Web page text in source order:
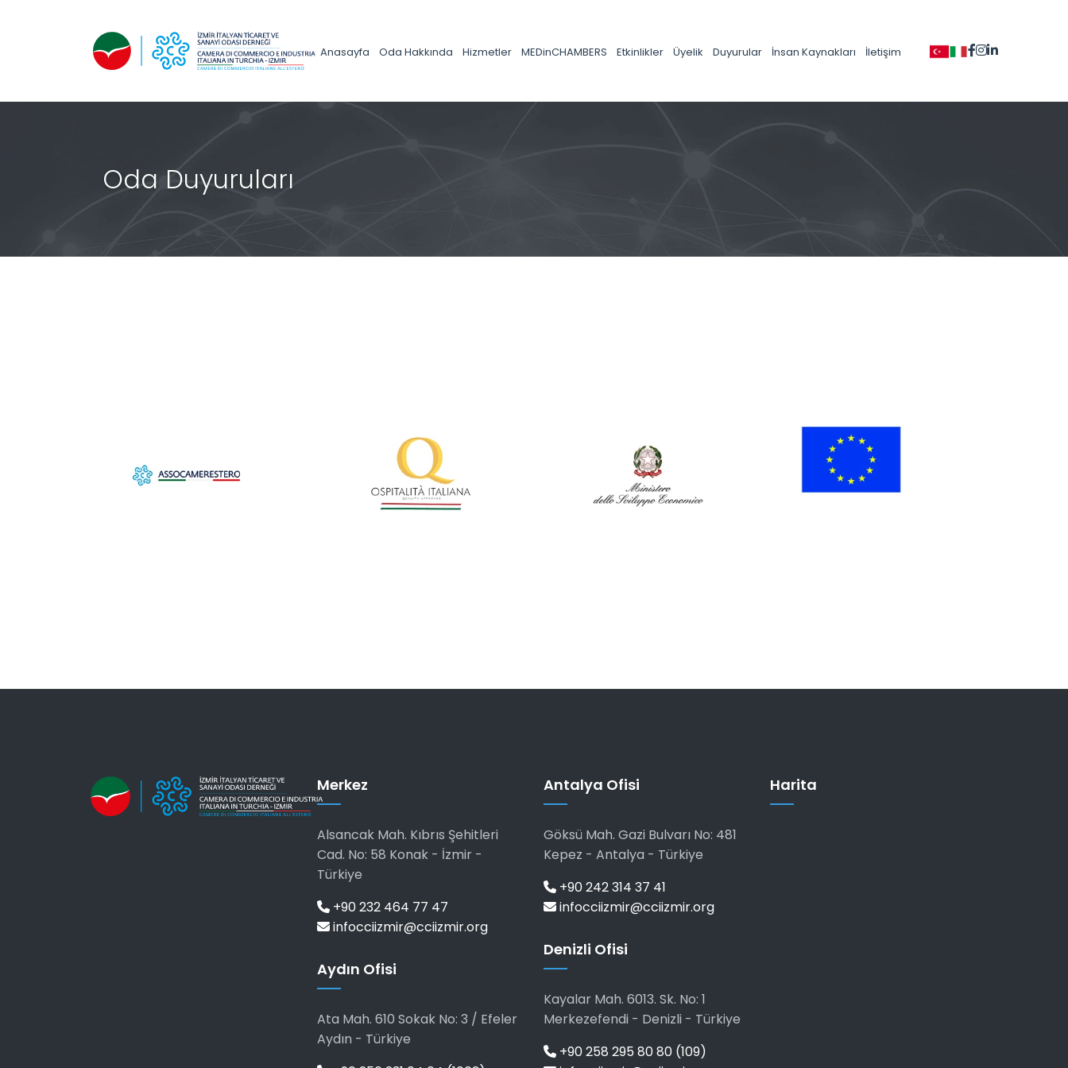
Anasayfa Oda Hakkında Hizmetler MEDinCHAMBERS Etkinlikler Üyelik Duyurular İnsan Kaynakları İletişim
Oda Duyuruları
Merkez
Alsancak Mah. Kıbrıs Şehitleri
Cad. No: 58 Konak - İzmir -
Türkiye
+90 232 464 77 47
infocciizmir@cciizmir.org
Aydın Ofisi
Ata Mah. 610 Sokak No: 3 / Efeler
Aydın - Türkiye
Antalya Ofisi
Göksü Mah. Gazi Bulvarı No: 481
Kepez - Antalya - Türkiye
+90 242 314 37 41
infocciizmir@cciizmir.org
Denizli Ofisi
Kayalar Mah. 6013. Sk. No: 1
Merkezefendi - Denizli - Türkiye
+90 258 295 80 80 (109)
Harita